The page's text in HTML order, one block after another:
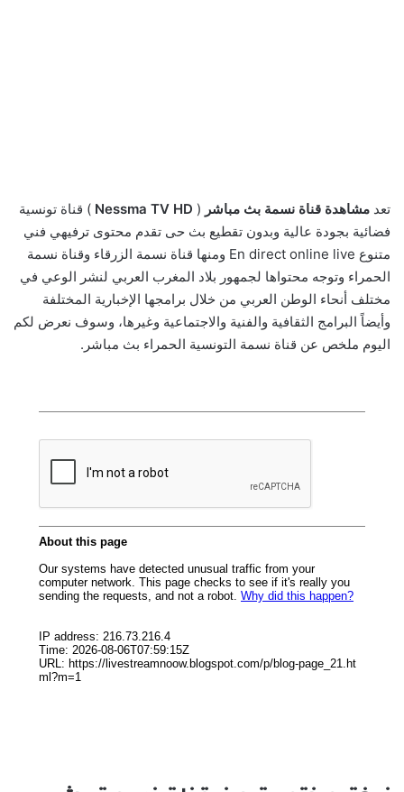
تعد مشاهدة قناة نسمة بث مباشر (
Nessma TV HD ) قناة تونسية
فضائية بجودة عالية وبدون تقطيع بث حى تقدم محتوى ترفيهي فني
متنوع En direct online live ومنها قناة نسمة الزرقاء وقناة نسمة
الحمراء وتوجه محتواها لجمهور بلاد المغرب العربي لنشر الوعي في
مختلف أنحاء الوطن العربي من خلال برامجها الإخبارية المختلفة
وأيضاً البرامج الثقافية والفنية والاجتماعية وغيرها، وسوف نعرض لكم
اليوم ملخص عن قناة نسمة التونسية الحمراء بث مباشر.